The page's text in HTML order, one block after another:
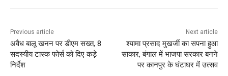
Previous article
अवैध बालू खनन पर डीएम सख्त, 8
सदस्यीय टास्क फोर्स को दिए कड़े
निर्देश
Next article
श्यामा प्रसाद मुखर्जी का सपना हुआ
साकार, बंगाल में भाजपा सरकार बनने
पर कानपुर के घंटाघर में उत्सव